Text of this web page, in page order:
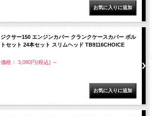
ジクサー150 エンジンカバー クランクケースカバー ボル
トセット 24本セット スリムヘッド TB9116CHOICE
価格： 3,080円(税込) ～